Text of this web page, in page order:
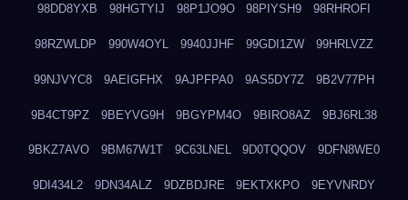
98DD8YXB 98HGTYIJ 98P1JO9O 98PIYSH9 98RHROFI
98RZWLDP 990W4OYL 9940JJHF 99GDI1ZW 99HRLVZZ
99NJVYC8 9AEIGFHX 9AJPFPA0 9AS5DY7Z 9B2V77PH
9B4CT9PZ 9BEYVG9H 9BGYPM4O 9BIRO8AZ 9BJ6RL38
9BKZ7AVO 9BM67W1T 9C63LNEL 9D0TQQOV 9DFN8WE0
9DI434L2 9DN34ALZ 9DZBDJRE 9EKTXKPO 9EYVNRDY